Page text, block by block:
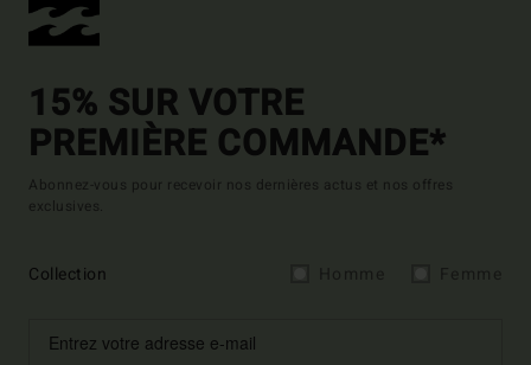
15% SUR VOTRE
PREMIÈRE COMMANDE*
Abonnez-vous pour recevoir nos dernières actus et nos offres
exclusives.
Collection